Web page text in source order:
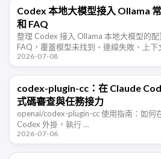
Codex 本地大模型接入 Ollama
和 FAQ
整理 Codex 接入 Ollama 本地大模型的
FAQ，覆蓋模型未找到、連線失敗、上下
Windows/WSL 訪問等排障場景。
2026-07-08
codex-plugin-cc：在 Claude
式碼審查與任務接力
openai/codex-plugin-cc 使用指南：如何
Codex 外掛，執行 …
2026-07-06